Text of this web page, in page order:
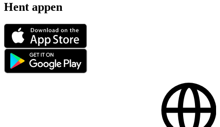
Hent appen